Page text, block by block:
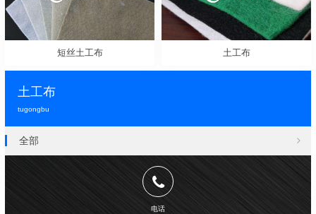
短丝土工布 土工布
土工布
tugongbu
全部
电话